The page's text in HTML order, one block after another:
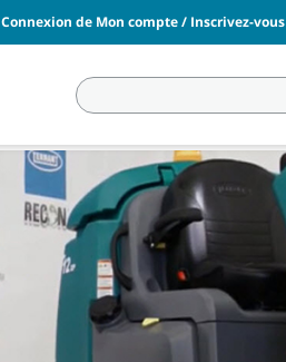
Connexion de Mon compte / Inscrivez-vous